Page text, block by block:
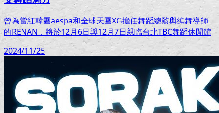
曾為當紅韓團aespa和全球天團XG擔任舞蹈總監與編舞導師
的RENAN，將於12月6日與12月7日親臨台北TBC舞蹈休閒館
2024/11/25